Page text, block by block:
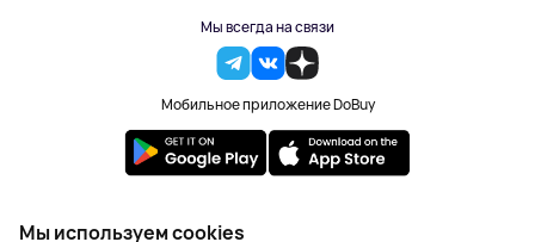
Мы всегда на связи
Мобильное приложение DoBuy
2023-2026 © DoBuy. Все права защищены
Мы используем cookies